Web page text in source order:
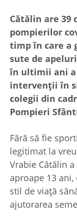
Cătălin are 39
pompierilor
timp în care a
sute de
în ultimii ani a
intervenții în
colegii din
Pompieri
Fără să fie
legitimat la
Vrabie Cătălin
aproape 13
stil de viață
ajutorarea